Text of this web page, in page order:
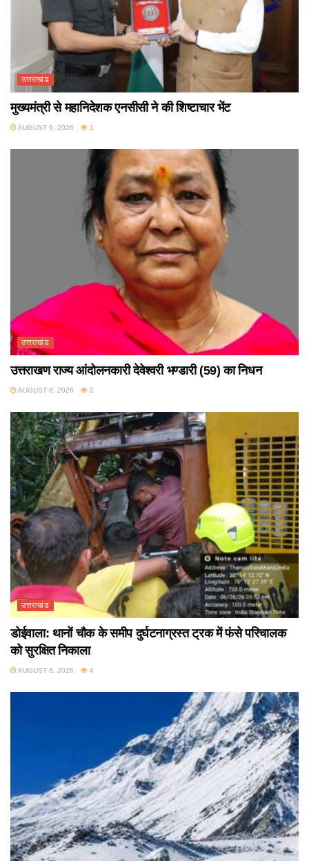
उत्तराखंड
मुख्यमंत्री से महानिदेशक एनसीसी ने की शिष्टाचार भेंट
AUGUST 6, 2026 1
उत्तराखंड
उत्तराखण राज्य आंदोलनकारी देवेश्वरी भण्डारी (59) का निधन
AUGUST 6, 2026 2
उत्तराखंड
डोईवाला: थानों चौक के समीप दुर्घटनाग्रस्त ट्रक में फंसे परिचालक
को सुरक्षित निकाला
AUGUST 6, 2026 4